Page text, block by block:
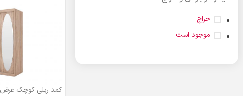
حراج
موجود است
کمد ریلی کوچک عرض ۹۰ آینه دار KR101